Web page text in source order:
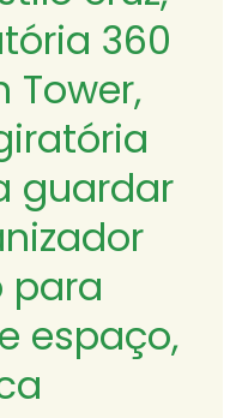
360
Tower,
guardar
para
espaço,